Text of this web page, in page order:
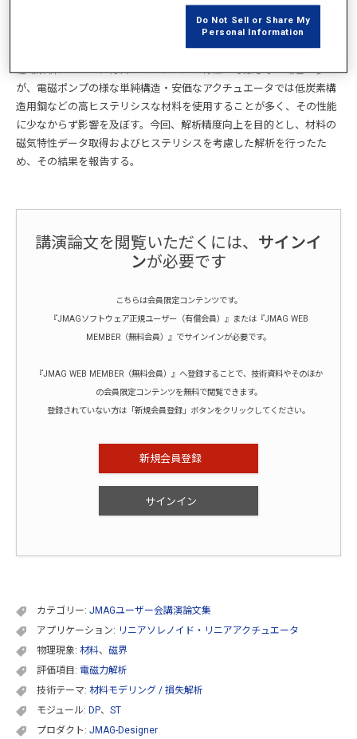
る。本発表では磁場解析部分をJMAG、負荷となる流体部を
Simulink(simscape)による1Dシミュレーションで表現し連携解析を行
磁場解析において、材料のヒステリシス特性は考慮しない場合が多い
が、電磁ポンプの様な単純構造・安価なアクチュエータでは低炭素構
造用鋼などの高ヒステリシスな材料を使用することが多く、その性能
に少なからず影響を及ぼす。今回、解析精度向上を目的とし、材料の
磁気特性データ取得およびヒステリシスを考慮した解析を行ったた
め、その結果を報告する。
講演論文を閲覧いただくには、 サインイ
ンが必要です
こちらは会員限定コンテンツです。
『JMAGソフトウェア正規ユーザー（有償会員）』または『JMAG WEB
MEMBER（無料会員）』でサインインが必要です。
『JMAG WEB MEMBER（無料会員）』へ登録することで、技術資料やそのほか
の会員限定コンテンツを無料で閲覧できます。
登録されていない方は「新規会員登録」ボタンをクリックしてください。
新規会員登録
サインイン
カテゴリー: JMAGユーザー会講演論文集
アプリケーション: リニアソレノイド・リニアアクチュエータ
物理現象: 材料、 磁界
評価項目: 電磁力解析
技術テーマ: 材料モデリング / 損失解析
モジュール: DP、 ST
プロダクト: JMAG-Designer
Do Not Sell or Share My
Personal Information